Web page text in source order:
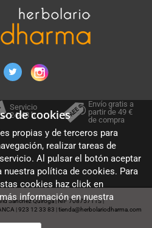
Servicio
24-48 h.
Envío gratis a
partir de 49 €
de compra
Sánchez Quiroga NIF 70875711S |
923 12 33 83 tienda@herbolariodharma.com
de cookies
propias y de terceros para
realizar tareas de
Al pulsar el botón aceptar
política de cookies. Para
cookies haz click en
información en nuestra